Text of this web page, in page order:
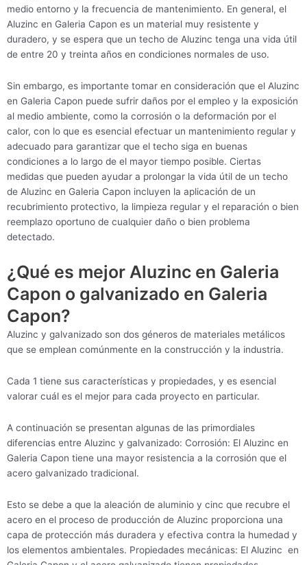
medio entorno y la frecuencia de mantenimiento. En general, el
Aluzinc en Galeria Capon es un material muy resistente y
duradero, y se espera que un techo de Aluzinc tenga una vida útil
de entre 20 y treinta años en condiciones normales de uso.
Sin embargo, es importante tomar en consideración que el Aluzinc
en Galeria Capon puede sufrir daños por el empleo y la exposición
al medio ambiente, como la corrosión o la deformación por el
calor, con lo que es esencial efectuar un mantenimiento regular y
adecuado para garantizar que el techo siga en buenas
condiciones a lo largo de el mayor tiempo posible. Ciertas
medidas que pueden ayudar a prolongar la vida útil de un techo
de Aluzinc en Galeria Capon incluyen la aplicación de un
recubrimiento protectivo, la limpieza regular y el reparación o bien
reemplazo oportuno de cualquier daño o bien problema
detectado.
¿Qué es mejor Aluzinc en Galeria
Capon o galvanizado en Galeria
Capon?
Aluzinc y galvanizado son dos géneros de materiales metálicos
que se emplean comúnmente en la construcción y la industria.
Cada 1 tiene sus características y propiedades, y es esencial
valorar cuál es el mejor para cada proyecto en particular.
A continuación se presentan algunas de las primordiales
diferencias entre Aluzinc y galvanizado: Corrosión: El Aluzinc en
Galeria Capon tiene una mayor resistencia a la corrosión que el
acero galvanizado tradicional.
Esto se debe a que la aleación de aluminio y cinc que recubre el
acero en el proceso de producción de Aluzinc proporciona una
capa de protección más duradera y efectiva contra la humedad y
los elementos ambientales. Propiedades mecánicas: El Aluzinc en